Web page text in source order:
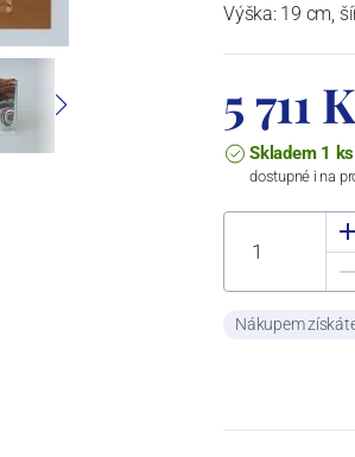
Výška: 19 cm,
5 711
Skladem 1 ks
dostupné i na
Nákupem